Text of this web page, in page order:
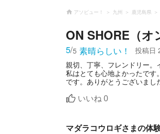
アソビュー！ 九州 鹿児島県
ON SHORE（オ
5/5 素晴らしい！ 投稿日
親切、丁寧、フレンドリー
私はとても心地よかったで
いいね 0
マダラコウロギさまの体